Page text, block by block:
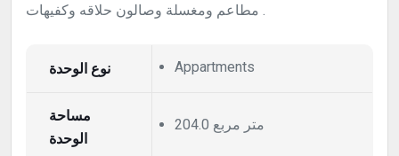
مطاعم ومغسلة وصالون حلاقه وكفيهات .
نوع الوحدة Appartments
مساحة
الوحدة
204.0 متر مربع